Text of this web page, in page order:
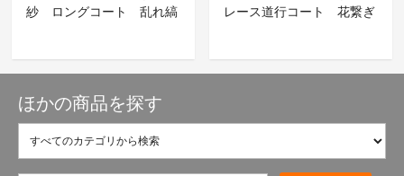
紗 ロングコート 乱れ縞 レース道行コート 花繋ぎ
ほかの商品を探す